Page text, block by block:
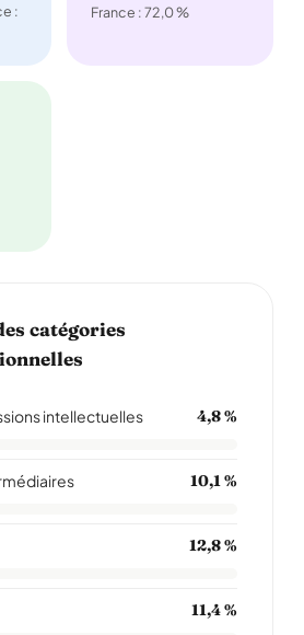
:
France : 72,0 %
catégories
intellectuelles 4,8 %
10,1 %
12,8 %
11,4 %